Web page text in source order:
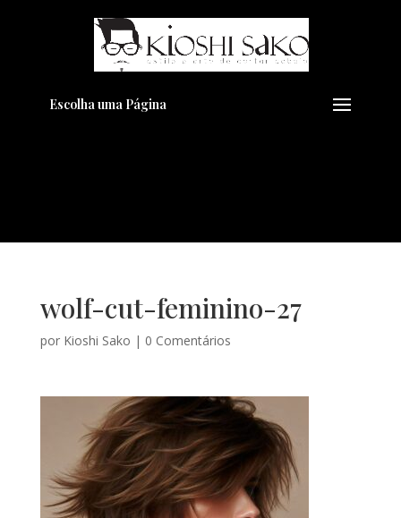
Escolha uma Página
wolf-cut-feminino-27
por Kioshi Sako | 0 Comentários
Pensando em transformar seu
Visual??